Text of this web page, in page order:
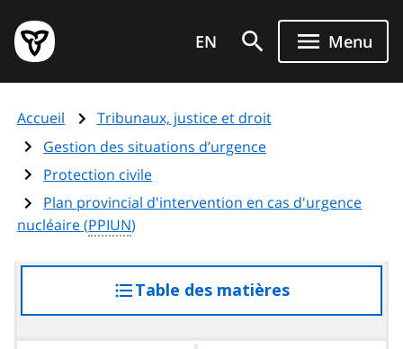
au
contenu
principal
Page
d'accueil
de
l'Ontario
EN Menu
Accueil
Tribunaux, justice et droit
Gestion des situations d’urgence
Protection civile
Plan provincial d'intervention en cas d'urgence
nucléaire (PPIUN)
Table des matières
à